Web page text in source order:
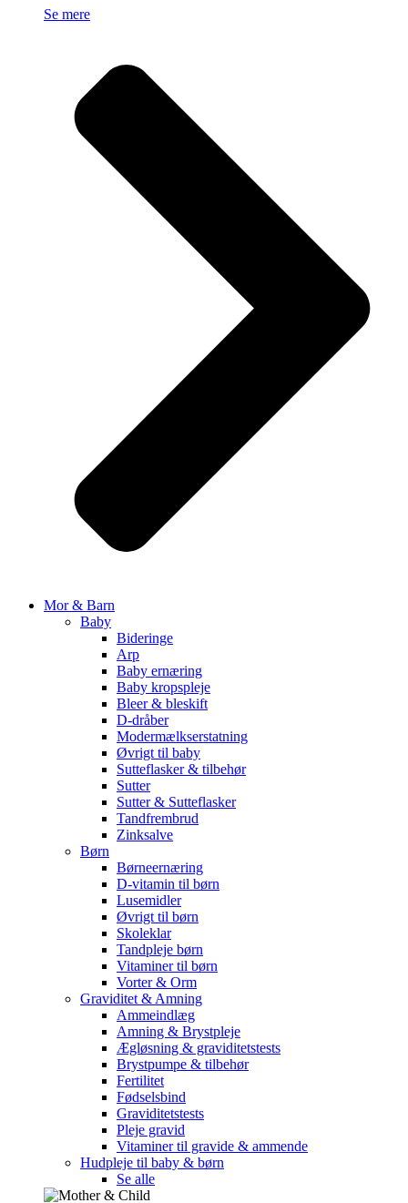
Se mere
Mor & Barn
Baby
Bideringe
Arp
Baby ernæring
Baby kropspleje
Bleer & bleskift
D-dråber
Modermælkserstatning
Øvrigt til baby
Sutteflasker & tilbehør
Sutter
Sutter & Sutteflasker
Tandfrembrud
Zinksalve
Børn
Børneernæring
D-vitamin til børn
Lusemidler
Øvrigt til børn
Skoleklar
Tandpleje børn
Vitaminer til børn
Vorter & Orm
Graviditet & Amning
Ammeindlæg
Amning & Brystpleje
Ægløsning & graviditetstests
Brystpumpe & tilbehør
Fertilitet
Fødselsbind
Graviditetstests
Pleje gravid
Vitaminer til gravide & ammende
Hudpleje til baby & børn
Se alle